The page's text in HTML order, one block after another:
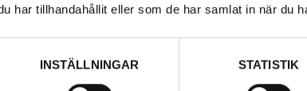
har tillhandahållit eller som de har samlat in när du
INSTÄLLNINGAR STATISTIK